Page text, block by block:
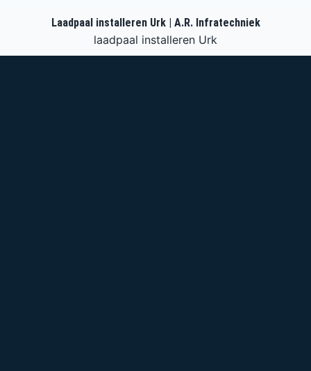
Laadpaal installeren Urk | A.R. Infratechniek
laadpaal installeren Urk